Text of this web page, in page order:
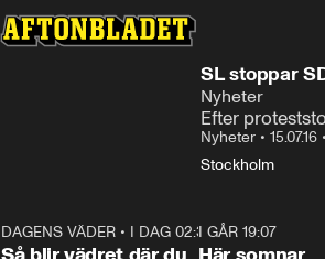
SL stoppar
Nyheter
Efter
Nyheter • 15.07.16 •
Stockholm
1:06
DAGENS VÄDER • I DAG 02:30I GÅR 19:07